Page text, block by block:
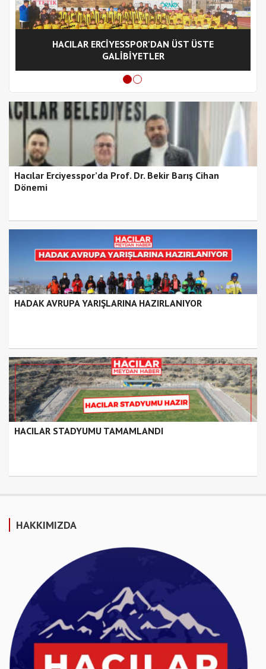
HACILAR ERCİYESSPOR'DAN ÜST ÜSTE
GALİBİYETLER
Hacılar Erciyesspor’da Prof. Dr. Bekir Barış Cihan
Dönemi
HADAK AVRUPA YARIŞLARINA HAZIRLANIYOR
HACILAR STADYUMU TAMAMLANDI
HAKKIMIZDA